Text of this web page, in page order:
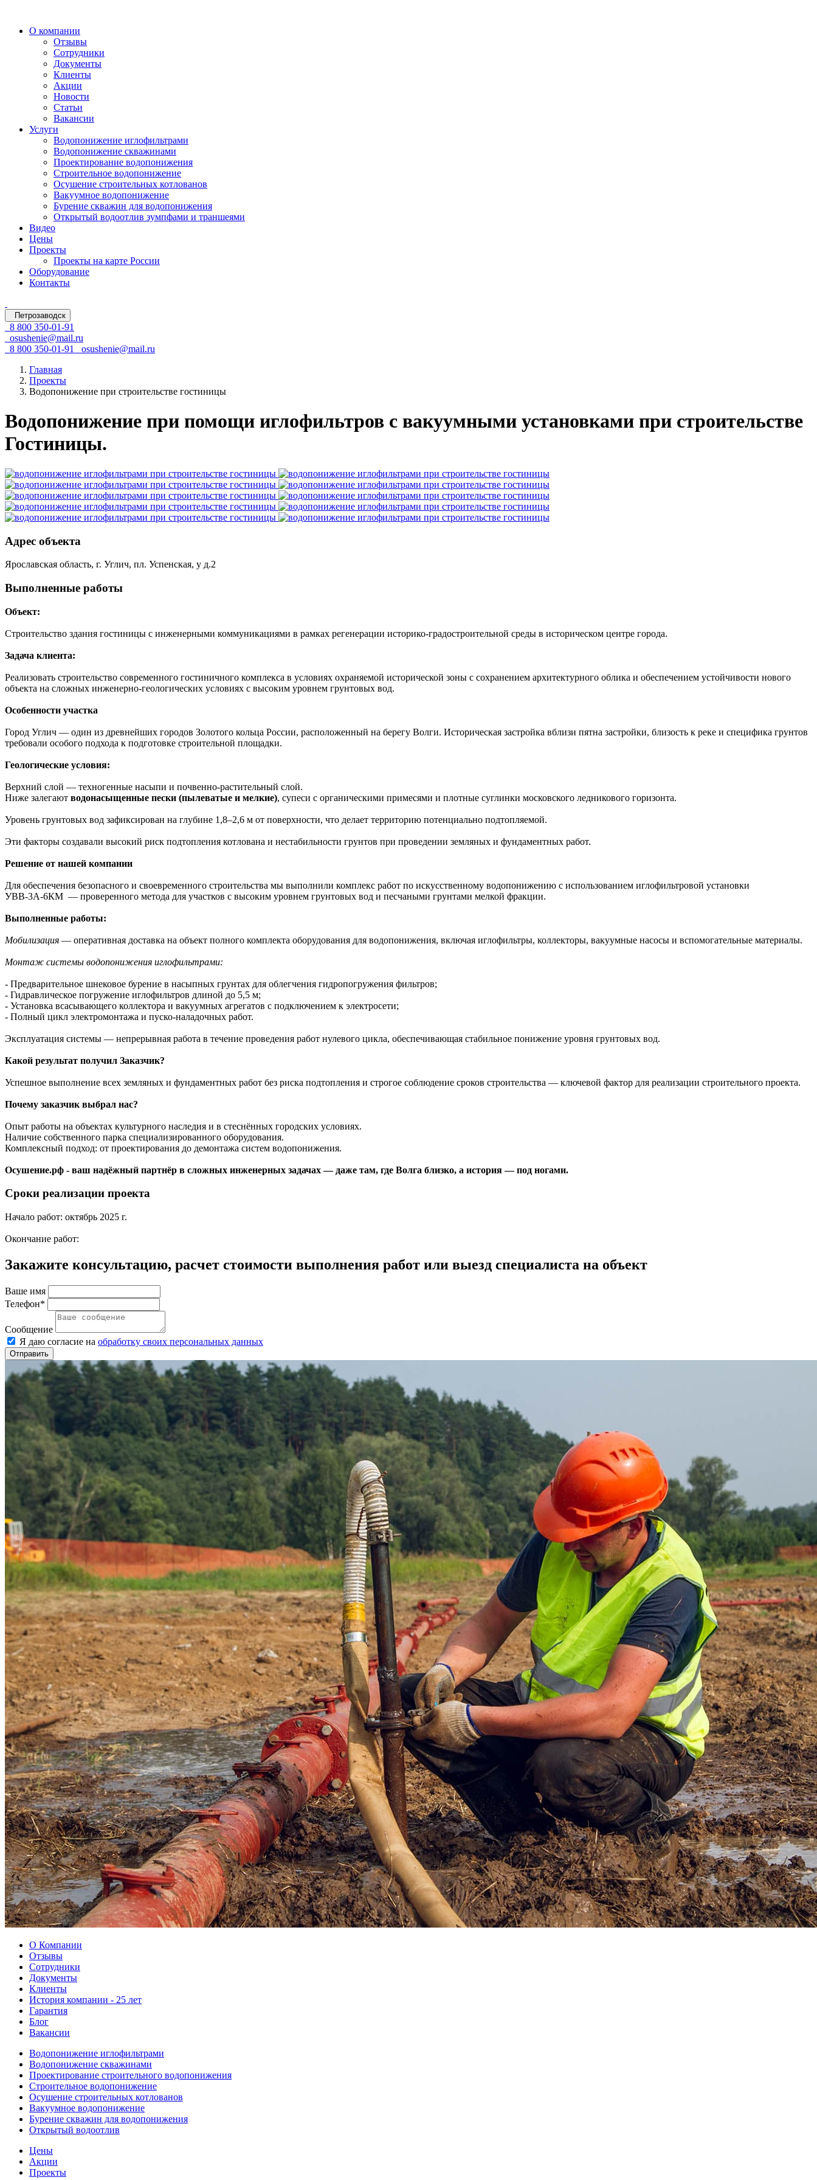
О компании
Отзывы
Сотрудники
Документы
Клиенты
Акции
Новости
Статьи
Вакансии
Услуги
Водопонижение иглофильтрами
Водопонижение скважинами
Проектирование водопонижения
Строительное водопонижение
Осушение строительных котлованов
Вакуумное водопонижение
Бурение скважин для водопонижения
Открытый водоотлив зумпфами и траншеями
Видео
Цены
Проекты
Проекты на карте России
Оборудование
Контакты
Петрозаводск
8 800 350-01-91
osushenie@mail.ru
8 800 350-01-91
osushenie@mail.ru
Главная
Проекты
Водопонижение при строительстве гостиницы
Водопонижение при помощи иглофильтров с вакуумными установками при строительстве
Гостиницы.
Адрес объекта
Ярославская область, г. Углич, пл. Успенская, у д.2
Выполненные работы
Объект:
Строительство здания гостиницы с инженерными коммуникациями в рамках регенерации историко-градостроительной среды в историческом центре города.
Задача клиента:
Реализовать строительство современного гостиничного комплекса в условиях охраняемой исторической зоны с сохранением архитектурного облика и обеспечением устойчивости нового
объекта на сложных инженерно-геологических условиях с высоким уровнем грунтовых вод.
Особенности участка
Город Углич — один из древнейших городов Золотого кольца России, расположенный на берегу Волги. Историческая застройка вблизи пятна застройки, близость к реке и специфика грунтов
требовали особого подхода к подготовке строительной площадки.
Геологические условия:
Верхний слой — техногенные насыпи и почвенно-растительный слой.
Ниже залегают водонасыщенные пески (пылеватые и мелкие), супеси с органическими примесями и плотные суглинки московского ледникового горизонта.
Уровень грунтовых вод зафиксирован на глубине 1,8–2,6 м от поверхности, что делает территорию потенциально подтопляемой.
Эти факторы создавали высокий риск подтопления котлована и нестабильности грунтов при проведении земляных и фундаментных работ.
Решение от нашей компании
Для обеспечения безопасного и своевременного строительства мы выполнили комплекс работ по искусственному водопонижению с использованием иглофильтровой установки
УВВ-3А-6КМ — проверенного метода для участков с высоким уровнем грунтовых вод и песчаными грунтами мелкой фракции.
Выполненные работы:
Мобилизация — оперативная доставка на объект полного комплекта оборудования для водопонижения, включая иглофильтры, коллекторы, вакуумные насосы и вспомогательные материалы.
Монтаж системы водопонижения иглофильтрами:
- Предварительное шнековое бурение в насыпных грунтах для облегчения гидропогружения фильтров;
- Гидравлическое погружение иглофильтров длиной до 5,5 м;
- Установка всасывающего коллектора и вакуумных агрегатов с подключением к электросети;
- Полный цикл электромонтажа и пуско-наладочных работ.
Эксплуатация системы — непрерывная работа в течение проведения работ нулевого цикла, обеспечивающая стабильное понижение уровня грунтовых вод.
Какой результат получил Заказчик?
Успешное выполнение всех земляных и фундаментных работ без риска подтопления и строгое соблюдение сроков строительства — ключевой фактор для реализации строительного проекта.
Почему заказчик выбрал нас?
Опыт работы на объектах культурного наследия и в стеснённых городских условиях.
Наличие собственного парка специализированного оборудования.
Комплексный подход: от проектирования до демонтажа систем водопонижения.
Осушение.рф - ваш надёжный партнёр в сложных инженерных задачах — даже там, где Волга близко, а история — под ногами.
Сроки реализации проекта
Начало работ: октябрь 2025 г.
Окончание работ:
Закажите консультацию, расчет стоимости выполнения работ или выезд специалиста на объект
Ваше имя
Телефон*
Сообщение
Я даю согласие на обработку своих персональных данных
Отправить
О Компании
Отзывы
Сотрудники
Документы
Клиенты
История компании - 25 лет
Гарантия
Блог
Вакансии
Водопонижение иглофильтрами
Водопонижение скважинами
Проектирование строительного водопонижения
Строительное водопонижение
Осушение строительных котлованов
Вакуумное водопонижение
Бурение скважин для водопонижения
Открытый водоотлив
Цены
Акции
Проекты